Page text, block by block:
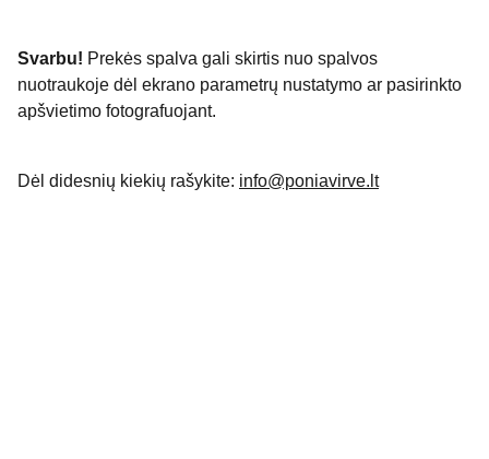
Svarbu! Prekės spalva gali skirtis nuo spalvos
nuotraukoje dėl ekrano parametrų nustatymo ar pasirinkto
apšvietimo fotografuojant.
Dėl didesnių kiekių rašykite: info@poniavirve.lt